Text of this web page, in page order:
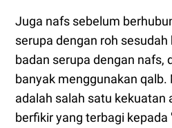
Juga nafs sebelum
serupa dengan roh
badan serupa dengan nafs,
banyak menggunakan
adalah salah satu kekuatan
berfikir yang terbagi kepada